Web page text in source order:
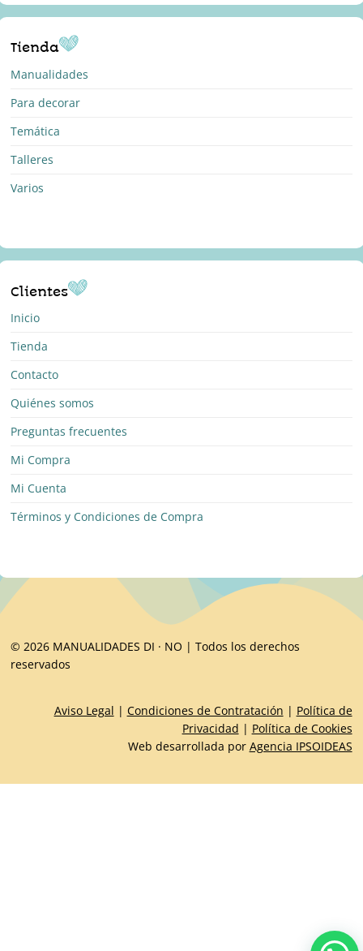
Tienda
Manualidades
Para decorar
Temática
Talleres
Varios
Clientes
Inicio
Tienda
Contacto
Quiénes somos
Preguntas frecuentes
Mi Compra
Mi Cuenta
Términos y Condiciones de Compra
© 2026 MANUALIDADES DI · NO | Todos los derechos
reservados
Aviso Legal | Condiciones de Contratación | Política de
Privacidad | Política de Cookies
Web desarrollada por Agencia IPSOIDEAS